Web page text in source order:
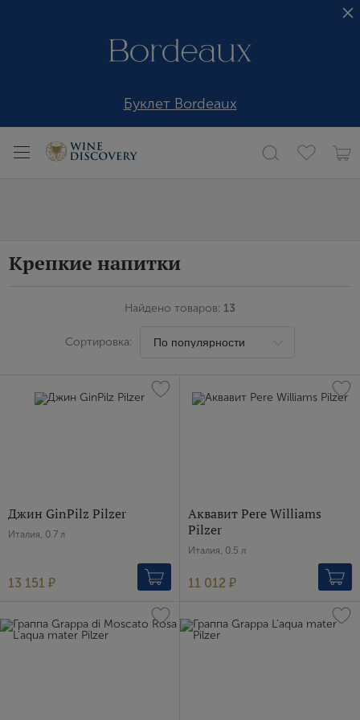
Буклет Bordeaux
Крепкие напитки
Найдено товаров: 13
Сортировка:
Джин GinPilz Pilzer
Италия, 0.7 л
13 151 ₽
Аквавит Pere Williams
Pilzer
Италия, 0.5 л
11 012 ₽